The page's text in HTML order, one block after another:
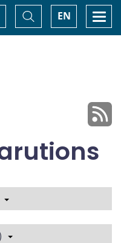
EN
Basculer
la
recherche